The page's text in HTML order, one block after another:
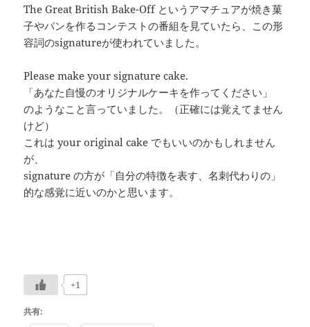
The Great British Bake-Off というアマチュアが焼き菓
子やパンを作るコンテストの番組を見ていたら、この形
容詞のsignatureが使われていました。
Please make your signature cake.
「あなた自慢のオリジナルケーキを作ってください」
のようなこと言っていました。（正確には覚えてません
けど）
これは your original cake でもいいのかもしれません
が、
signature の方が「自分の特徴を表す、名刺代わりの」
的な感覚に近いのかと思います。
+1
共有: